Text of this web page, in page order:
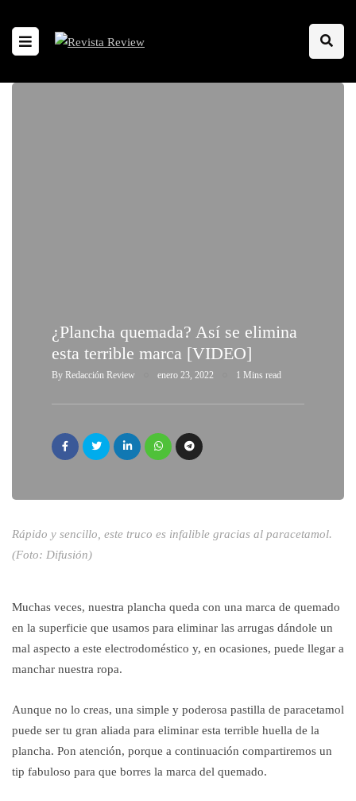
¿Plancha quemada? Así se elimina
esta terrible marca [VIDEO]
By Redacción Review enero 23, 2022 1 Mins read
Rápido y sencillo, este truco es infalible gracias al paracetamol.
(Foto: Difusión)
Muchas veces, nuestra plancha queda con una marca de quemado
en la superficie que usamos para eliminar las arrugas dándole un
mal aspecto a este electrodoméstico y, en ocasiones, puede llegar a
manchar nuestra ropa.
Aunque no lo creas, una simple y poderosa pastilla de paracetamol
puede ser tu gran aliada para eliminar esta terrible huella de la
plancha. Pon atención, porque a continuación compartiremos un
tip fabuloso para que borres la marca del quemado.